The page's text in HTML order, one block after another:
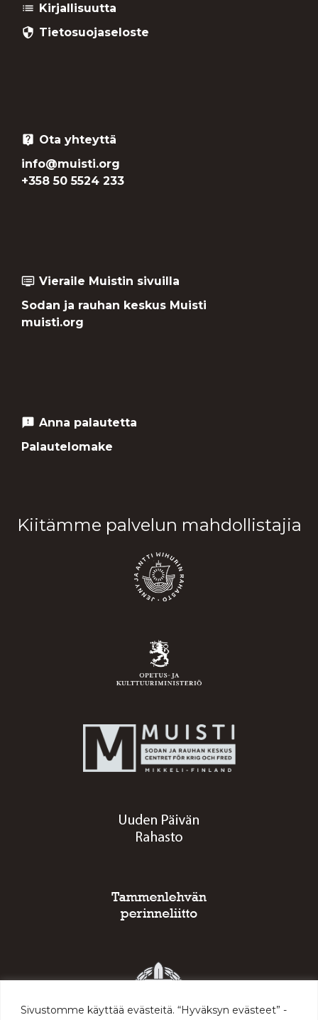
Sivustomme käyttää evästeitä. “Hyväksyn evästeet” -
list Kirjallisuutta
security Tietosuojaseloste
live_help
Ota yhteyttä
info@muisti.org
+358 50 5524 233
dvr Vieraile Muistin sivuilla
Sodan ja rauhan keskus Muisti
muisti.org
feedback Anna palautetta
Palautelomake
Kiitämme palvelun mahdollistajia